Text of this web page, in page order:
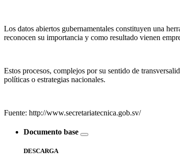
Los datos abiertos gubernamentales constituyen una
reconocen su importancia y como resultado vienen
Estos procesos, complejos por su sentido de
políticas o estrategias nacionales.
Fuente: http://www.secretariatecnica.gob.sv/
Documento base
DESCARGA